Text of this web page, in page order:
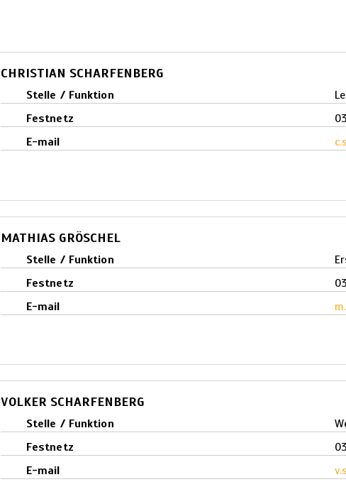
CHRISTIAN SCHARFENBERG
Stelle / Funktion
Festnetz
E-mail
MATHIAS GRÖSCHEL
Stelle / Funktion
Festnetz
E-mail
VOLKER SCHARFENBERG
Stelle / Funktion
Festnetz
E-mail